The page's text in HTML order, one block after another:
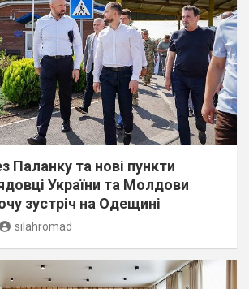
Паланку та нові пункти
України та Молдови
зустріч на Одещині
silahromad